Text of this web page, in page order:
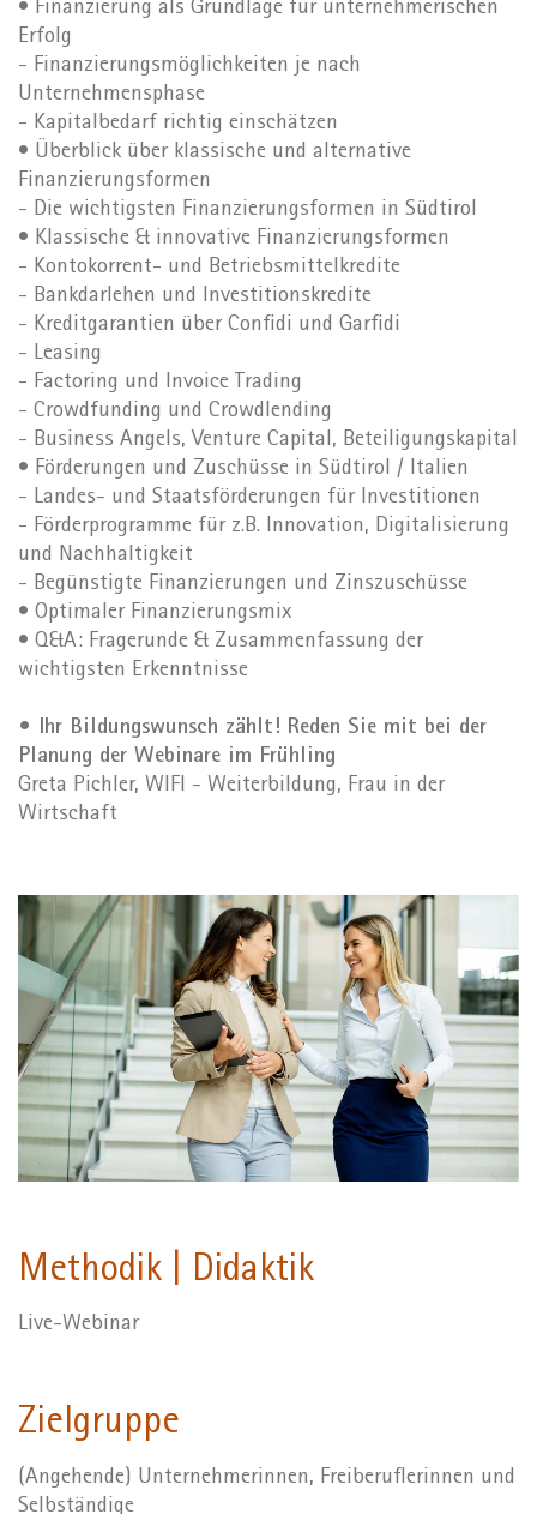
• Finanzierung als Grundlage für unternehmerischen
Erfolg
- Finanzierungsmöglichkeiten je nach
Unternehmensphase
- Kapitalbedarf richtig einschätzen
• Überblick über klassische und alternative
Finanzierungsformen
- Die wichtigsten Finanzierungsformen in Südtirol
• Klassische & innovative Finanzierungsformen
- Kontokorrent- und Betriebsmittelkredite
- Bankdarlehen und Investitionskredite
- Kreditgarantien über Confidi und Garfidi
- Leasing
- Factoring und Invoice Trading
- Crowdfunding und Crowdlending
- Business Angels, Venture Capital, Beteiligungskapital
• Förderungen und Zuschüsse in Südtirol / Italien
- Landes- und Staatsförderungen für Investitionen
- Förderprogramme für z.B. Innovation, Digitalisierung
und Nachhaltigkeit
- Begünstigte Finanzierungen und Zinszuschüsse
• Optimaler Finanzierungsmix
• Q&A: Fragerunde & Zusammenfassung der
wichtigsten Erkenntnisse
• Ihr Bildungswunsch zählt! Reden Sie mit bei der
Planung der Webinare im Frühling
Greta Pichler, WIFI - Weiterbildung, Frau in der
Wirtschaft
Methodik | Didaktik
Live-Webinar
Zielgruppe
(Angehende) Unternehmerinnen, Freiberuflerinnen und
Selbständige